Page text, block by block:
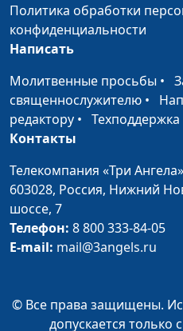
Священные сонеты.
Священные сонеты.
Священные сонеты.
Сонет XIII (Джон Дон)
Священные сонеты.
Политика обработки
конфиденциальности
Написать
Молитвенные просьбы •
священнослужителю •
редактору • Техподдержка
Контакты
Телекомпания «Три Ангела»
603028, Россия, Нижний
шоссе, 7
Телефон: 8 800 333-84-05
E-mail: mail@3angels.ru
© Все права защищены.
допускается только